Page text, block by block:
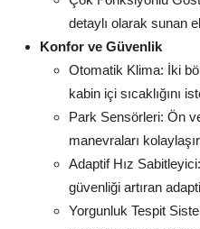
detaylı olarak sunan
Konfor ve Güvenlik
Otomatik Klima: İki
kabin içi sıcaklığını
Park Sensörleri: Ön
manevraları
Adaptif Hız
güvenliği artıran
Yorgunluk Tespit